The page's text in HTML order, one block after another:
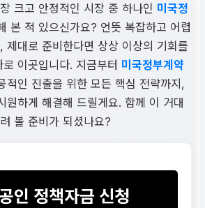
크고 안정적인 시장 중 하나인 미국정
본 적 있으신가요? 언뜻 복잡하고 어렵
제대로 준비한다면 상상 이상의 기회를
이곳입니다. 지금부터 미국정부계약
적인 진출을 위한 모든 핵심 전략까지,
원하게 해결해 드릴게요. 함께 이 거대
볼 준비가 되셨나요?
인 정책자금 신청